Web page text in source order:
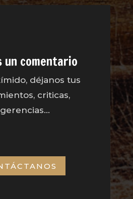
un comentario
déjanos tus
criticas,